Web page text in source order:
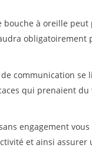
bouche à oreille
obligatoirement
communication
qui prenaient
engagement
et ainsi assurer